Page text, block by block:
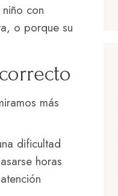
con
o porque su
más
dificultad
horas